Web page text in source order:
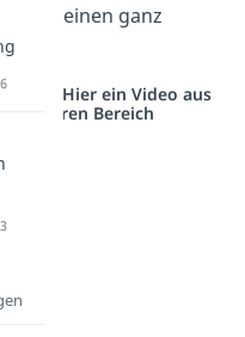
seinen ganz
Hier ein Video aus
anderen Bereich